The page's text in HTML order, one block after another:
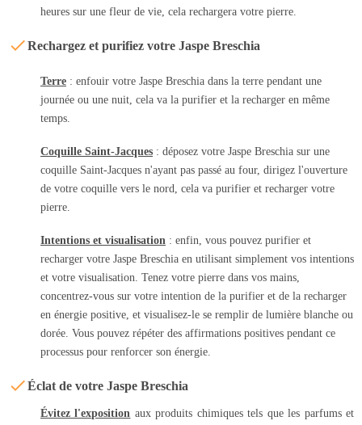
heures sur une fleur de vie, cela rechargera votre pierre.
Rechargez et purifiez votre Jaspe Breschia
Terre : enfouir votre Jaspe Breschia dans la terre pendant une
journée ou une nuit, cela va la purifier et la recharger en même
temps.
Coquille Saint-Jacques : déposez votre Jaspe Breschia sur une
coquille Saint-Jacques n'ayant pas passé au four, dirigez l'ouverture
de votre coquille vers le nord, cela va purifier et recharger votre
pierre.
Intentions et visualisation : enfin, vous pouvez purifier et
recharger votre Jaspe Breschia en utilisant simplement vos intentions
et votre visualisation. Tenez votre pierre dans vos mains,
concentrez-vous sur votre intention de la purifier et de la recharger
en énergie positive, et visualisez-le se remplir de lumière blanche ou
dorée. Vous pouvez répéter des affirmations positives pendant ce
processus pour renforcer son énergie.
Éclat de votre Jaspe Breschia
Évitez l'exposition aux produits chimiques tels que les parfums et